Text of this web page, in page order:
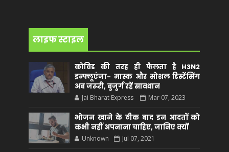
लाइफ स्टाइल
कोविड की तरह ही फैलता है H3N2
इन्फ्लूएंजा- मास्क और सोशल डिस्टेंसिंग
अब जरूरी, बुजुर्ग रहें सावधान
Jai Bharat Express Mar 07, 2023
भोजन खाने के ठीक बाद इन आदतों को
कभी नहीं अपनाना चाहिए, जानिए क्यों
Unknown Jul 07, 2021